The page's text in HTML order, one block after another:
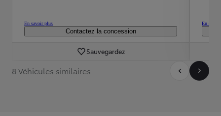
En savoir plus
Contactez la concession
Sauvegardez
En
8 Véhicules similaires